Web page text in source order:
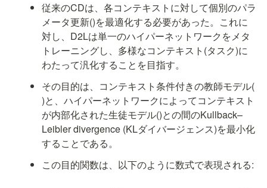
従来のCDは、各コンテキストに対して個別のパラ
メータ更新()を最適化する必要があった。これに
対し、D2Lは単一のハイパーネットワーク をメタ
トレーニングし、多様なコンテキスト(タスク)に
わたって汎化することを目指す。
その目的は、コンテキスト条件付きの教師モデル(
)と、ハイパーネットワークによってコンテキスト
が内部化された生徒モデル()との間のKullback–
Leibler divergence (KLダイバージェンス)を最小化
することである。
この目的関数は、以下のように数式で表現される: